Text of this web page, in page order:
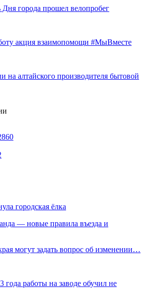
Дня города прошел велопробег
акция взаимопомощи #МыВместе
на алтайского производителя бытовой
городская ёлка
— новые правила въезда и
могут задать вопрос об изменении…
года работы на заводе обучил не